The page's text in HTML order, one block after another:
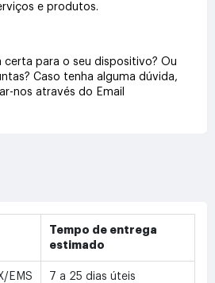
e produtos.
certa para o seu dispositivo? Ou
Caso tenha alguma dúvida,
nos através do Email
Tempo de entrega
estimado
EMS 7 a 25 dias úteis